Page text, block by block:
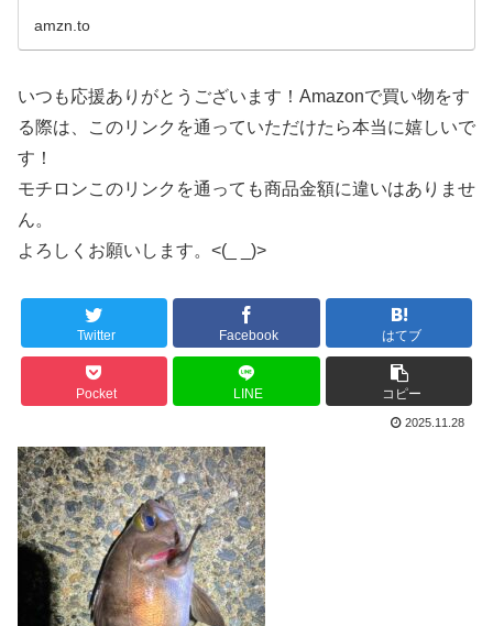
amzn.to
いつも応援ありがとうございます！Amazonで買い物をす
る際は、このリンクを通っていただけたら本当に嬉しいで
す！
モチロンこのリンクを通っても商品金額に違いはありませ
ん。
よろしくお願いします。<(_ _)>
Twitter Facebook はてブ
Pocket LINE コピー
2025.11.28